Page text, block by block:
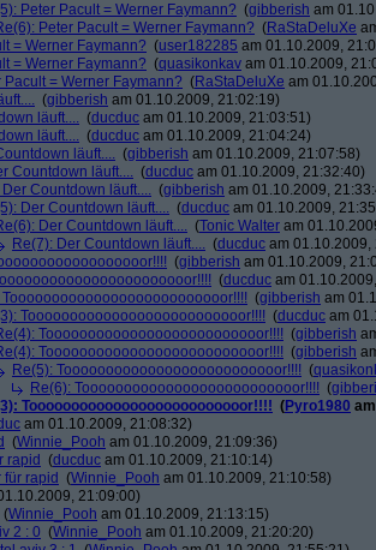
Peter Pacult = Werner Faymann? (gibberish am
Peter Pacult = Werner Faymann? (RaStaDeluXe
= Werner Faymann? (user182285 am 01.10.2009,
= Werner Faymann? (quasikonkav am 01.10.2009,
Pacult = Werner Faymann? (RaStaDeluXe am
(gibberish am 01.10.2009, 21:02:19)
läuft.... (ducduc am 01.10.2009, 21:03:51)
läuft.... (ducduc am 01.10.2009, 21:04:24)
läuft.... (gibberish am 01.10.2009, 21:07:58)
Countdown läuft.... (ducduc am 01.10.2009, 21:32:40)
Der Countdown läuft.... (gibberish am 01.10.2009,
Der Countdown läuft.... (ducduc am 01.10.2009,
Der Countdown läuft.... (Tonic Walter am
Re(7): Der Countdown läuft.... (ducduc am 01.10.2009,
(gibberish am 01.10.2009,
(ducduc am
Toooooooooooooooooooooooooor!!!! (gibberish am
Toooooooooooooooooooooooooor!!!! (ducduc am
Toooooooooooooooooooooooooor!!!! (gibberish
Toooooooooooooooooooooooooor!!!! (gibberish
Re(5): Toooooooooooooooooooooooooor!!!! (
Re(6): Toooooooooooooooooooooooooor!!!! (
Toooooooooooooooooooooooooor!!!! (Pyro1980
am 01.10.2009, 21:08:32)
(Winnie_Pooh am 01.10.2009, 21:09:36)
rapid (ducduc am 01.10.2009, 21:10:14)
für rapid (Winnie_Pooh am 01.10.2009, 21:10:58)
21:09:00)
(Winnie_Pooh am 01.10.2009, 21:13:15)
2 : 0 (Winnie_Pooh am 01.10.2009, 21:20:20)